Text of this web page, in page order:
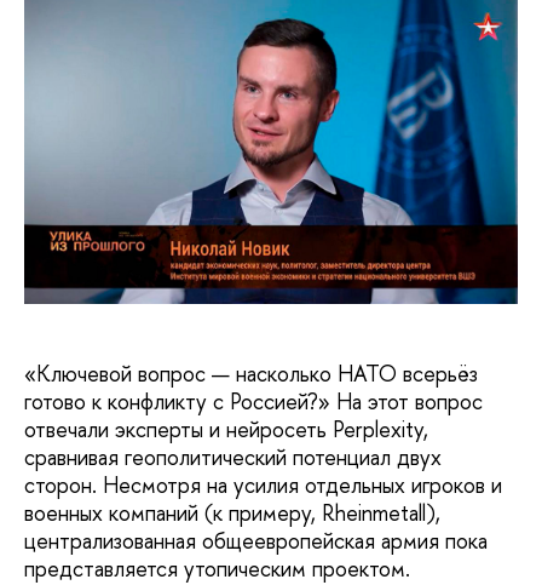
«Ключевой вопрос — насколько НАТО всерьёз
готово к конфликту с Россией?» На этот вопрос
отвечали эксперты и нейросеть Perplexity,
сравнивая геополитический потенциал двух
сторон. Несмотря на усилия отдельных игроков и
военных компаний (к примеру, Rheinmetall),
централизованная общеевропейская армия пока
представляется утопическим проектом.